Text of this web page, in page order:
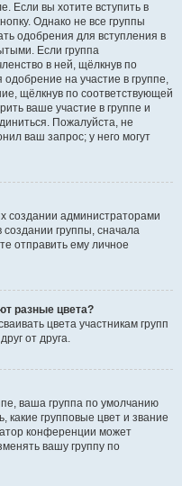
Если вы хотите вступить в
Однако не все группы
одобрения для вступления в
Если группа
в ней, щёлкнув по
на участие в группе,
щёлкнув по соответствующей
ваше участие в группе и
Пожалуйста, не
ваш запрос; у него могут
создании администраторами
группы, сначала
отправить ему личное
разные цвета?
цвета участникам групп
от друга.
ваша группа по умолчанию
какие групповые цвет и звание
конференции может
вашу группу по